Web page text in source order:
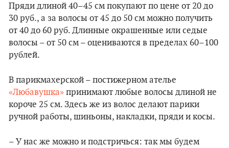
Пряди длиной 40–45 см покупают по цене от 20 до
30 руб., а за волосы от 45 до 50 см можно получить
от 40 до 60 руб. Длинные окрашенные или седые
волосы – от 50 см – оцениваются в пределах 60–100
рублей.
В парикмахерской – постижерном ателье
«Любавушка» принимают любые волосы длиной не
короче 25 см. Здесь же из волос делают парики
ручной работы, шиньоны, накладки, пряди и косы.
– У нас же можно и подстричься: так мы будем